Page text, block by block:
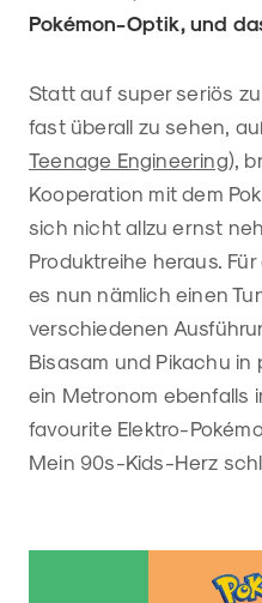
Pokémon-Optik, und
Statt auf super seriös
fast überall zu sehen,
Teenage Engineering),
Kooperation mit dem
sich nicht allzu ernst
Produktreihe heraus.
es nun nämlich einen
verschiedenen
Bisasam und Pikachu
ein Metronom ebenfalls
favourite Elektro-
Mein 90s-Kids-Herz